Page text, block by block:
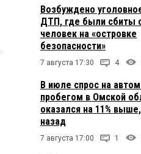
Возбуждено
ДТП, где были сбиты
человек на «островке
безопасности»
7 августа 17:30 4
В июле спрос на
пробегом в Омской
оказался на 11%
назад
7 августа 17:00 1